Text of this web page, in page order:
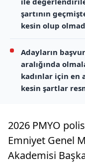
şartının
kesin olup
Adayların
aralığında
kadınlar için en
kesin şartlar
2026 PMYO
Emniyet Genel
Akademisi